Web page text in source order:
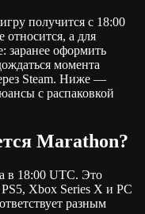
получится с 18:00
относится, а для
заранее оформить
момента
Steam. Ниже —
с распаковкой
Marathon?
в 18:00 UTC. Это
PS5, Xbox Series X и PC
разным